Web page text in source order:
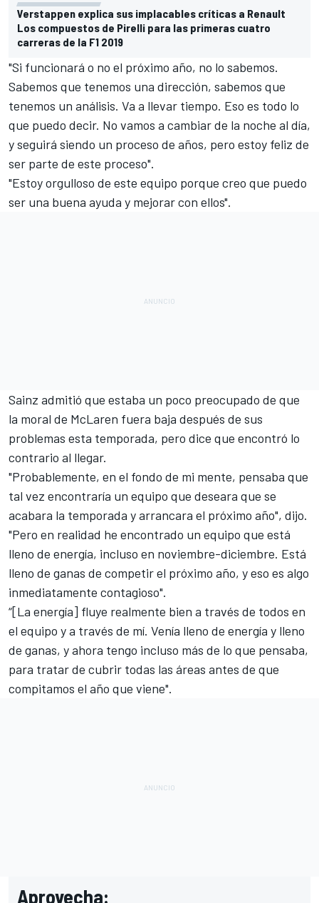
Verstappen explica sus implacables críticas a Renault
Los compuestos de Pirelli para las primeras cuatro
carreras de la F1 2019
"Si funcionará o no el próximo año, no lo sabemos.
Sabemos que tenemos una dirección, sabemos que
tenemos un análisis. Va a llevar tiempo. Eso es todo lo
que puedo decir. No vamos a cambiar de la noche al día,
y seguirá siendo un proceso de años, pero estoy feliz de
ser parte de este proceso".
"Estoy orgulloso de este equipo porque creo que puedo
ser una buena ayuda y mejorar con ellos".
Sainz admitió que estaba un poco preocupado de que
la moral de McLaren fuera baja después de sus
problemas esta temporada, pero dice que encontró lo
contrario al llegar.
"Probablemente, en el fondo de mi mente, pensaba que
tal vez encontraría un equipo que deseara que se
acabara la temporada y arrancara el próximo año", dijo.
"Pero en realidad he encontrado un equipo que está
lleno de energía, incluso en noviembre-diciembre. Está
lleno de ganas de competir el próximo año, y eso es algo
inmediatamente contagioso".
“[La energía] fluye realmente bien a través de todos en
el equipo y a través de mí. Venía lleno de energía y lleno
de ganas, y ahora tengo incluso más de lo que pensaba,
para tratar de cubrir todas las áreas antes de que
compitamos el año que viene".
Aprovecha: